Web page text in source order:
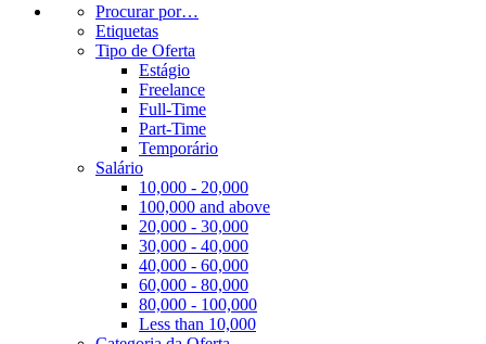
Procurar por…
Etiquetas
Tipo de Oferta
Estágio
Freelance
Full-Time
Part-Time
Temporário
Salário
10,000 - 20,000
100,000 and above
20,000 - 30,000
30,000 - 40,000
40,000 - 60,000
60,000 - 80,000
80,000 - 100,000
Less than 10,000